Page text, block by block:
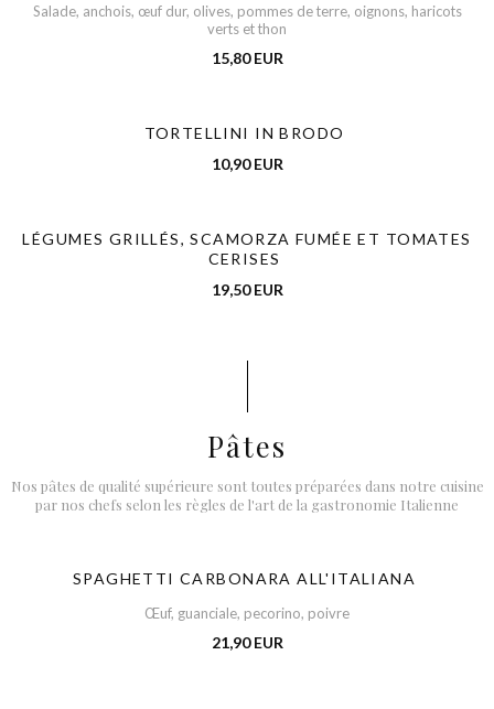
Salade, anchois, œuf dur, olives, pommes de terre, oignons, haricots
verts et thon
15,80 EUR
TORTELLINI IN BRODO
10,90 EUR
LÉGUMES GRILLÉS, SCAMORZA FUMÉE ET TOMATES
CERISES
19,50 EUR
Pâtes
Nos pâtes de qualité supérieure sont toutes préparées dans notre cuisine
par nos chefs selon les règles de l'art de la gastronomie Italienne
SPAGHETTI CARBONARA ALL'ITALIANA
Œuf, guanciale, pecorino, poivre
21,90 EUR